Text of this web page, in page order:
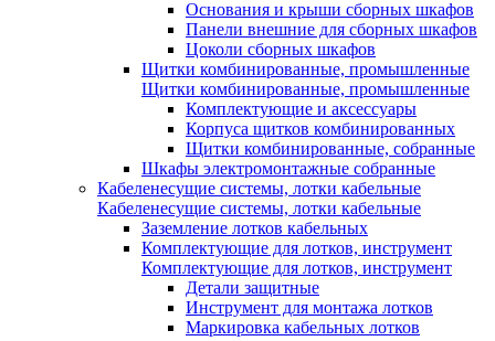
Основания и крыши сборных шкафов
Панели внешние для сборных шкафов
Цоколи сборных шкафов
Щитки комбинированные, промышленные
Щитки комбинированные, промышленные
Комплектующие и аксессуары
Корпуса щитков комбинированных
Щитки комбинированные, собранные
Шкафы электромонтажные собранные
Кабеленесущие системы, лотки кабельные
Кабеленесущие системы, лотки кабельные
Заземление лотков кабельных
Комплектующие для лотков, инструмент
Комплектующие для лотков, инструмент
Детали защитные
Инструмент для монтажа лотков
Маркировка кабельных лотков